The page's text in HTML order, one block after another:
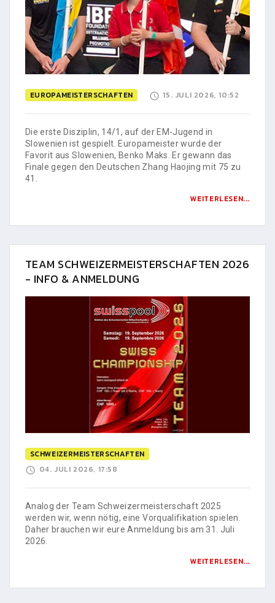
EUROPAMEISTERSCHAFTEN 15. JULI 2026, 10:52
Die erste Disziplin, 14/1, auf der EM-Jugend in
Slowenien ist gespielt. Europameister wurde der
Favorit aus Slowenien, Benko Maks. Er gewann das
Finale gegen den Deutschen Zhang Haojing mit 75 zu
41.
WEITERLESEN...
TEAM SCHWEIZERMEISTERSCHAFTEN 2026
- INFO & ANMELDUNG
SCHWEIZERMEISTERSCHAFTEN
04. JULI 2026, 17:58
Analog der Team Schweizermeisterschaft 2025
werden wir, wenn nötig, eine Vorqualifikation spielen.
Daher brauchen wir eure Anmeldung bis am 31. Juli
2026.
WEITERLESEN...